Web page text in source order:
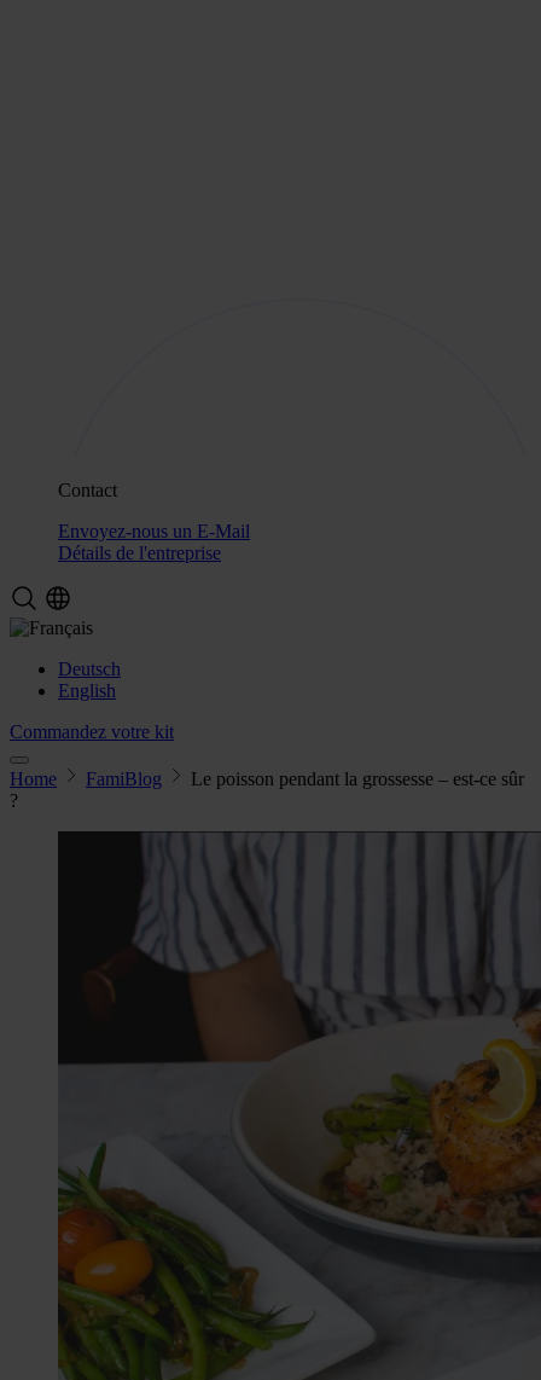
Contact
Envoyez-nous un E-Mail
Détails de l'entreprise
Deutsch
English
Commandez votre kit
Home FamiBlog
Le poisson pendant la grossesse – est-ce sûr
?